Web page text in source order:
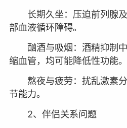
长期久坐：压迫前列腺及
部血液循环障碍。
酗酒与吸烟：酒精抑制中
缩血管，均可能降低性功能。
熬夜与疲劳：扰乱激素分
节能力。
2、伴侣关系问题